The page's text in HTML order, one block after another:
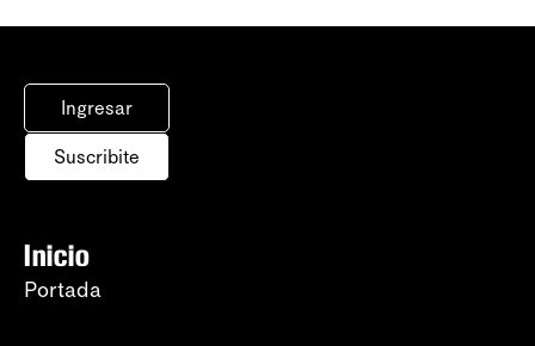
Ingresar
Suscribite
Inicio
Portada